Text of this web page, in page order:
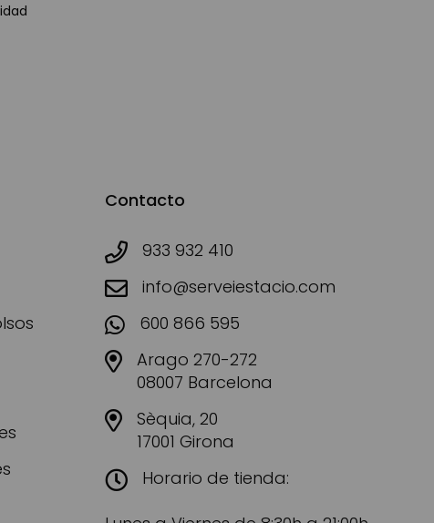
Contacto
933 932 410
info@serveiestacio.com
600 866 595
Arago 270-272
08007 Barcelona
Sèquia, 20
17001 Girona
Horario de tienda: